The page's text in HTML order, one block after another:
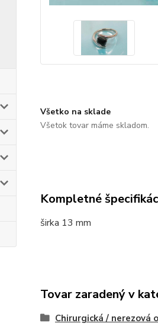
Všetko na sklade
Všetok tovar máme skladom.
Kompletné
širka 13 mm
Tovar zaradený v
Chirurgická / nerezová